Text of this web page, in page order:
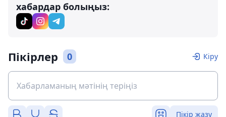
хабардар болыңыз:
Пікірлер 0 Кіру
Пікір жазу